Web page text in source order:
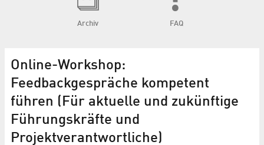
Archiv FAQ
Online-Workshop:
Feedbackgespräche kompetent
führen (Für aktuelle und zukünftige
Führungskräfte und
Projektverantwortliche)